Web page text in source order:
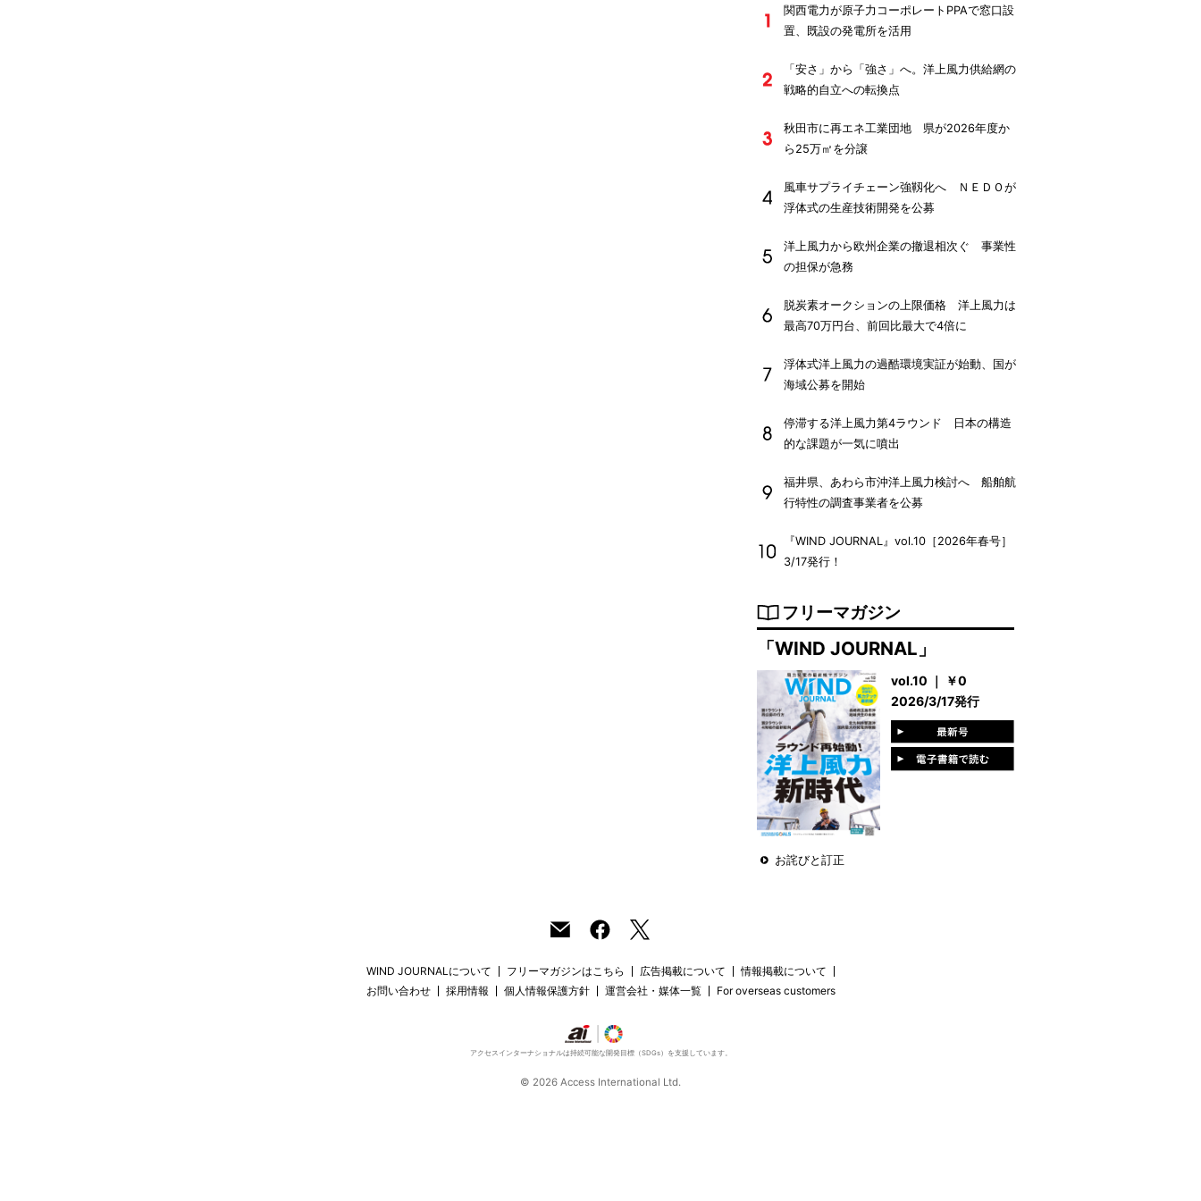
関西電力が原子力コーポレートPPAで窓口設
置、既設の発電所を活用
「安さ」から「強さ」へ。洋上風力供給網の
戦略的自立への転換点
秋田市に再エネ工業団地 県が2026年度か
ら25万㎡を分譲
風車サプライチェーン強靱化へ ＮＥＤＯが
浮体式の生産技術開発を公募
洋上風力から欧州企業の撤退相次ぐ 事業性
の担保が急務
脱炭素オークションの上限価格 洋上風力は
最高70万円台、前回比最大で4倍に
浮体式洋上風力の過酷環境実証が始動、国が
海域公募を開始
停滞する洋上風力第4ラウンド 日本の構造
的な課題が一気に噴出
福井県、あわら市沖洋上風力検討へ 船舶航
行特性の調査事業者を公募
『WIND JOURNAL』vol.10［2026年春号］
3/17発行！
フリーマガジン
「WIND JOURNAL」
vol.10 ｜ ￥0
2026/3/17発行
お詫びと訂正
WIND JOURNALについて フリーマガジンはこちら 広告掲載について
情報掲載について
お問い合わせ
採用情報 個人情報保護方針 運営会社・媒体一覧 For overseas customers
アクセスインターナショナルは持続可能な開発目標（SDGs）を支援しています。
© 2026 Access International Ltd.